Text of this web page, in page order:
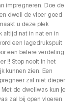
impregneren. Doe de
dweil de vloer goed
u deze plek
altijd nat in nat en in
een lagedrukspuit
een betere verdeling
!! Stop nooit in het
kunnen zien. Een
zal niet dieper
de dweilwas kun je
zal bij open vloeren